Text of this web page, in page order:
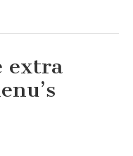
extra